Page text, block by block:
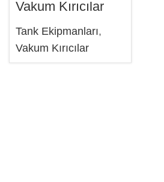
Vakum Kırıcılar
Tank Ekipmanları,
Vakum Kırıcılar